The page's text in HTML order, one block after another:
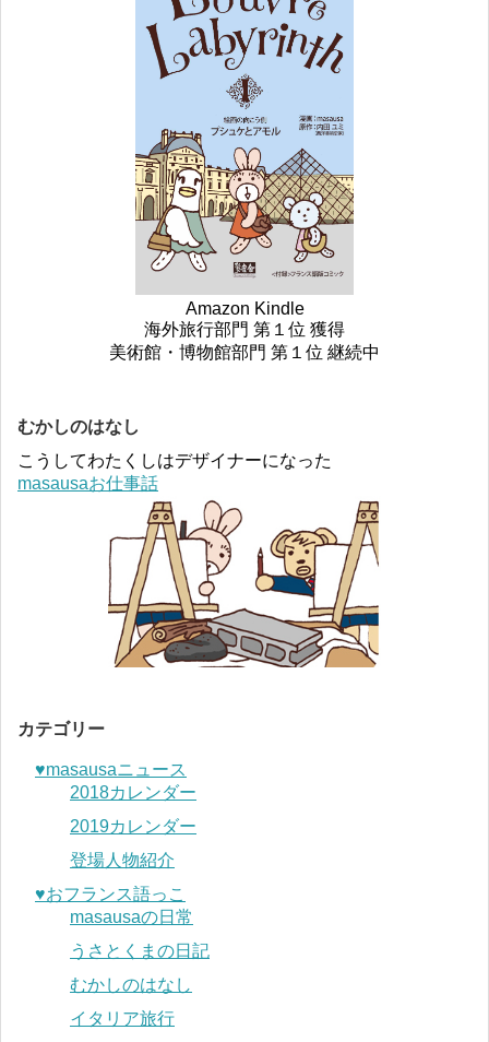
Amazon Kindle
海外旅行部門 第１位 獲得
美術館・博物館部門 第１位 継続中
むかしのはなし
こうしてわたくしはデザイナーになった
masausaお仕事話
カテゴリー
♥︎masausaニュース
2018カレンダー
2019カレンダー
登場人物紹介
♥︎おフランス語っこ
masausaの日常
うさとくまの日記
むかしのはなし
イタリア旅行